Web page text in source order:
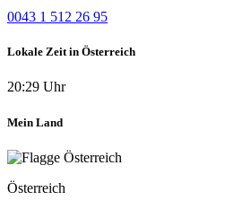
0043 1 512 26 95
Lokale Zeit in Österreich
20:29 Uhr
Mein Land
Österreich